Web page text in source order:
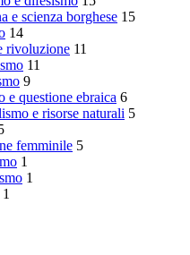
e scienza borghese 15
14
rivoluzione 11
11
9
e questione ebraica 6
e risorse naturali 5
femminile 5
1
1
1